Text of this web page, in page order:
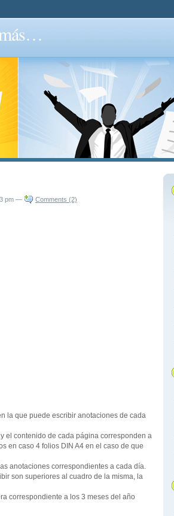
pm —
Comments (2)
la que puede escribir anotaciones de cada
el contenido de cada página corresponden a
en caso 4 folios DIN A4 en el caso de que
anotaciones correspondientes a cada día.
son superiores al cuadro de la misma, la
correspondiente a los 3 meses del año